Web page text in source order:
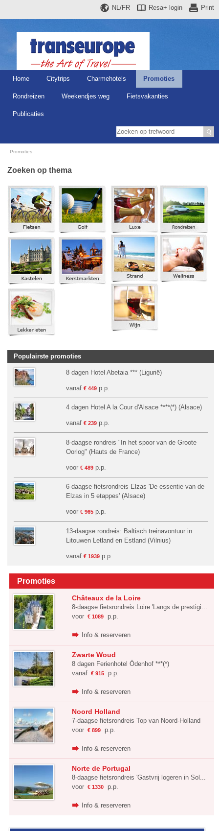
Print
Resa+ login
NL/FR
Home Citytrips Charmehotels Promoties
Rondreizen Weekendjes weg Fietsvakanties
Publicaties
Promoties
Zoeken op thema
Populairste promoties
8 dagen Hotel Abetaia *** (Ligurië)
vanaf € 449p.p.
4 dagen Hotel A la Cour d'Alsace ****(*) (Alsace)
vanaf € 239p.p.
8-daagse rondreis "In het spoor van de Groote
Oorlog" (Hauts de France)
voor € 489p.p.
6-daagse fietsrondreis Elzas 'De essentie van de
Elzas in 5 etappes' (Alsace)
voor € 965p.p.
13-daagse rondreis: Baltisch treinavontuur in
Litouwen Letland en Estland (Vilnius)
vanaf € 1939p.p.
Promoties
Châteaux de la Loire
8-daagse fietsrondreis Loire 'Langs de prestigi...
voor € 1089p.p.
Info & reserveren
Zwarte Woud
8 dagen Ferienhotel Ödenhof ***(*)
vanaf € 915p.p.
Info & reserveren
Noord Holland
7-daagse fietsrondreis Top van Noord-Holland
voor € 899p.p.
Info & reserveren
Norte de Portugal
8-daagse fietsrondreis 'Gastvrij logeren in Sol...
voor € 1330p.p.
Info & reserveren